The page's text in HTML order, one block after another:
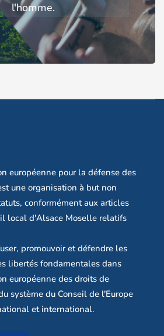
l'homme.
européenne pour la défense des
une organisation à but non
conformément aux articles
local d'Alsace Moselle relatifs
promouvoir et défendre les
libertés fondamentales dans
européenne des droits de
système du Conseil de l'Europe
et international.